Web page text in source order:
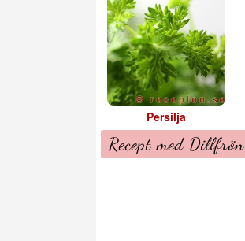
Persilja
Recept med Dillfrön